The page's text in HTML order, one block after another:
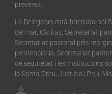
preveres.
La Delegació està formada pel
del mar, Càritas, Secretariat
Secretariat pastoral pels
penitenciària, Secretariat
de seguretat i les Institucions
la Santa Creu, Justícia i Pau,